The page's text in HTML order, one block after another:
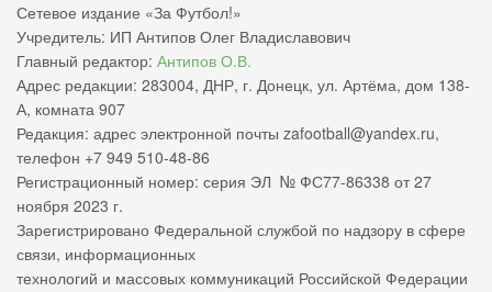
Сетевое издание «За Футбол!»
Учредитель: ИП Антипов Олег Владиславович
Главный редактор: Антипов О.В.
Адрес редакции: 283004, ДНР, г. Донецк, ул. Артёма, дом 138-
А, комната 907
Редакция: адрес электронной почты zafootball@yandex.ru,
телефон +7 949 510-48-86
Регистрационный номер: серия ЭЛ № ФС77-86338 от 27
ноября 2023 г.
Зарегистрировано Федеральной службой по надзору в сфере
связи, информационных
технологий и массовых коммуникаций Российской Федерации